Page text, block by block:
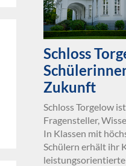
Schloss
Zukunft
Schloss Torgelow
Fragensteller,
In Klassen mit
Schülern erhält ihr